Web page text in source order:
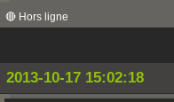
🔴 Hors ligne
2013-10-17 15:02:18